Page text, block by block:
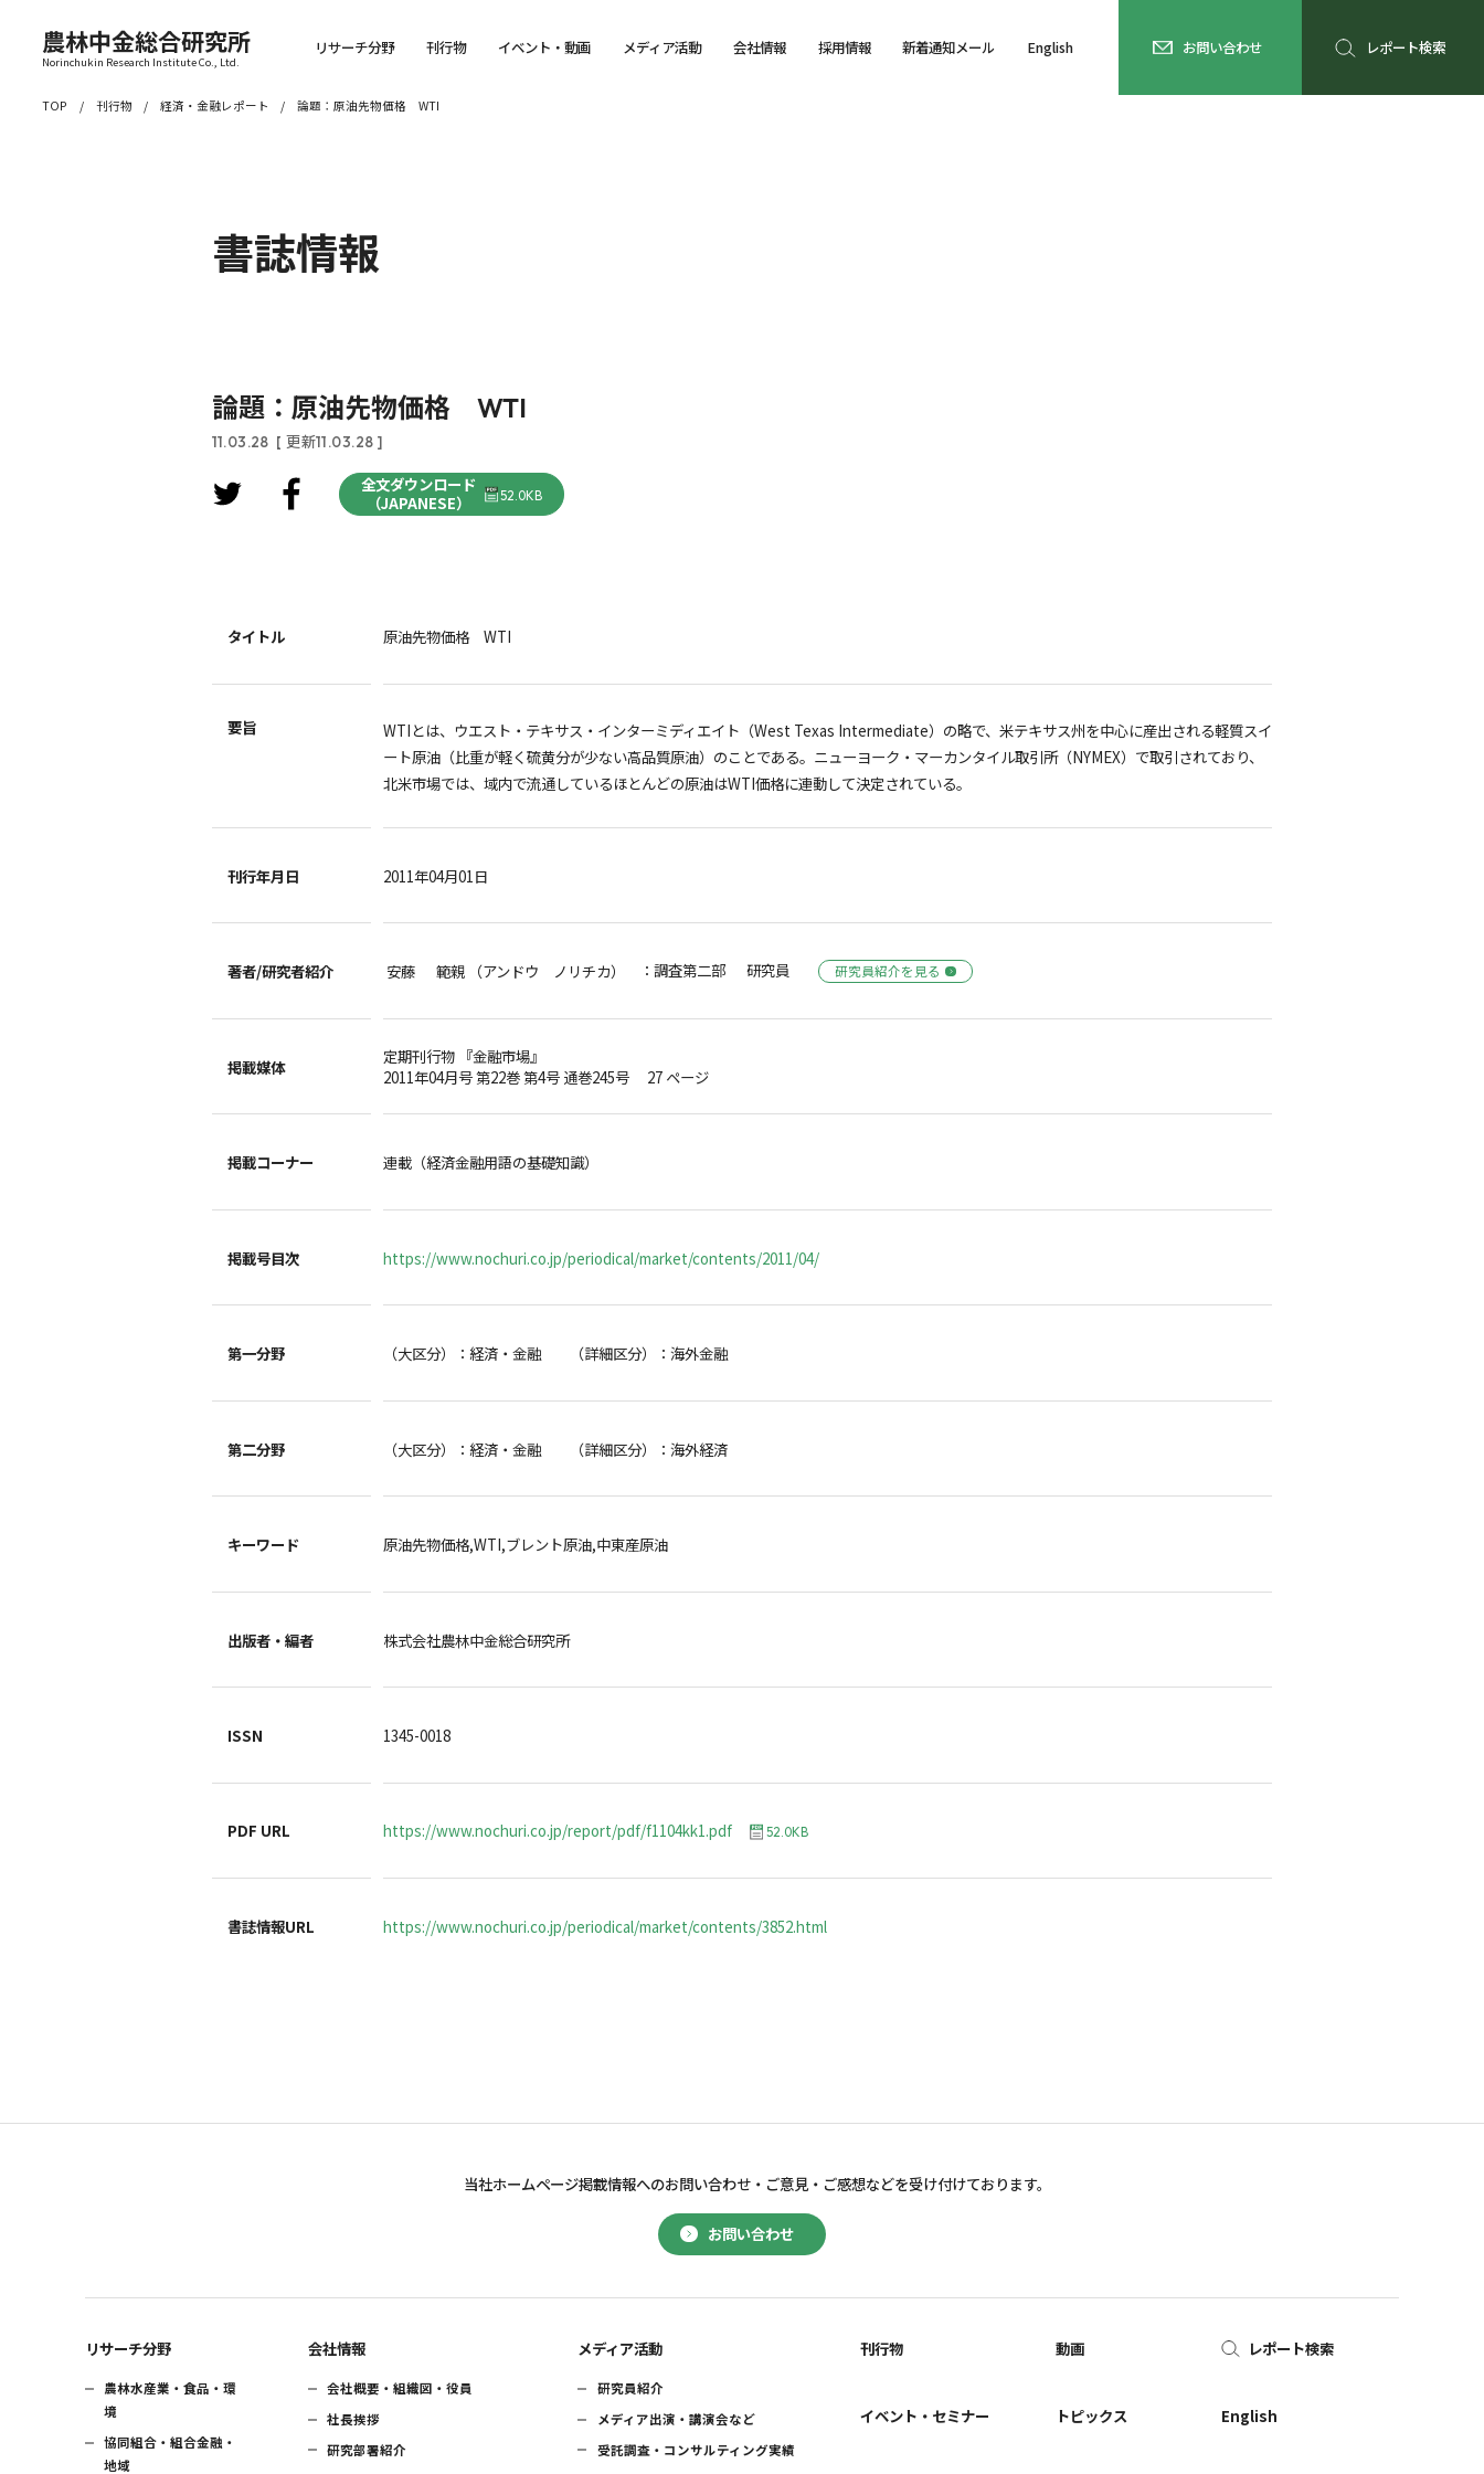
農林中金総合研究所
Norinchukin Research Institute Co., Ltd.
リサーチ分野 刊行物 イベント・動画 メディア活動 会社情報 採用情報 新着通知メール English お問い合わせ レポート検索
TOP 刊行物 経済・金融レポート 論題：原油先物価格 WTI
書誌情報
論題：原油先物価格 WTI
11.03.28 [ 更新11.03.28 ]
全文ダウンロード
（JAPANESE）
52.0KB
タイトル 原油先物価格 WTI
要旨
WTIとは、ウエスト・テキサス・インターミディエイト（West Texas Intermediate）の略で、米テキサス州を中心に産出される軽質スイ
ート原油（比重が軽く硫黄分が少ない高品質原油）のことである。ニューヨーク・マーカンタイル取引所（NYMEX）で取引されており、
北米市場では、域内で流通しているほとんどの原油はWTI価格に連動して決定されている。
刊行年月日 2011年04月01日
著者/研究者紹介 安藤 範親 （アンドウ ノリチカ） ：調査第二部 研究員 研究員紹介を見る
掲載媒体
定期刊行物 『金融市場』
2011年04月号 第22巻 第4号 通巻245号 27 ページ
掲載コーナー 連載（経済金融用語の基礎知識）
掲載号目次 https://www.nochuri.co.jp/periodical/market/contents/2011/04/
第一分野 （大区分）：経済・金融 （詳細区分）：海外金融
第二分野 （大区分）：経済・金融 （詳細区分）：海外経済
キーワード 原油先物価格,WTI,ブレント原油,中東産原油
出版者・編者 株式会社農林中金総合研究所
ISSN 1345-0018
PDF URL https://www.nochuri.co.jp/report/pdf/f1104kk1.pdf 52.0KB
書誌情報URL https://www.nochuri.co.jp/periodical/market/contents/3852.html
お問い合わせ
当社ホームページ掲載情報へのお問い合わせ・ ご意見・ご感想などを受け付けております。
リサーチ分野
農林水産業・食品・環
境
協同組合・組合金融・
地域
会社情報
会社概要・組織図・役員
社長挨拶
研究部署紹介
メディア活動
研究員紹介
メディア出演・講演会など
受託調査・コンサルティング実績
刊行物
イベント・セミナー
動画
トピックス
レポート検索
English